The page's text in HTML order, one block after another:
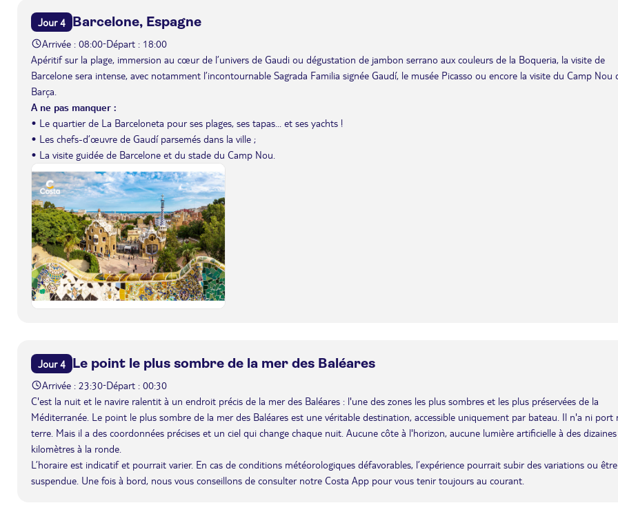
Jour 4 Barcelone, Espagne
Arrivée : 08:00-Départ : 18:00
Apéritif sur la plage, immersion au cœur de l’univers de Gaudi ou dégustation de jambon serrano aux couleurs de la Boqueria, la visite de
Barcelone sera intense, avec notamment l’incontournable Sagrada Familia signée Gaudí, le musée Picasso ou encore la visite du Camp Nou
Barça.
A ne pas manquer :
• Le quartier de La Barceloneta pour ses plages, ses tapas... et ses yachts !
• Les chefs-d’œuvre de Gaudí parsemés dans la ville ;
• La visite guidée de Barcelone et du stade du Camp Nou.
Jour 4 Le point le plus sombre de la mer des Baléares
Arrivée : 23:30-Départ : 00:30
C'est la nuit et le navire ralentit à un endroit précis de la mer des Baléares : l'une des zones les plus sombres et les plus préservées de la
Méditerranée. Le point le plus sombre de la mer des Baléares est une véritable destination, accessible uniquement par bateau. Il n'a ni port
terre. Mais il a des coordonnées précises et un ciel qui change chaque nuit. Aucune côte à l'horizon, aucune lumière artificielle à des
kilomètres à la ronde.
L’horaire est indicatif et pourrait varier. En cas de conditions météorologiques défavorables, l’expérience pourrait subir des variations ou être
suspendue. Une fois à bord, nous vous conseillons de consulter notre Costa App pour vous tenir toujours au courant.